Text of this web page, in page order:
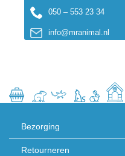
050 – 553 23 34
info@mranimal.nl
Bezorging
Retourneren